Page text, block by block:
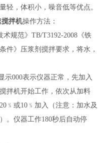
轻，体积小，噪音低等优点。
拌机操作方法：
术规范》TB/T3192-2008《铁
件》压浆剂搅拌要求，将水，
示000表示仪器正常，先加入
拌机开始工作，依次从加料
或10﹪加入（注意：加水及
。仪器工作180秒后自动停